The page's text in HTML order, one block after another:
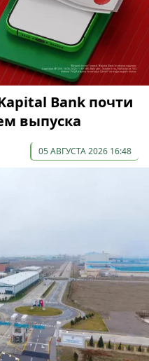
Bank почти
выпуска
05 АВГУСТА 2026 16:48